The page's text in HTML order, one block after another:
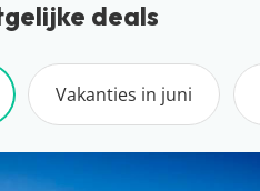
deals
Vakanties in juni